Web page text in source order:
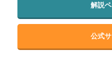
解説
公式